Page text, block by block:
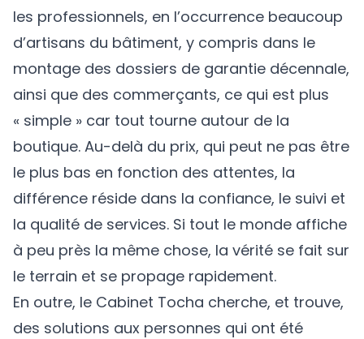
les professionnels, en l’occurrence beaucoup
d’artisans du bâtiment, y compris dans le
montage des dossiers de garantie décennale,
ainsi que des commerçants, ce qui est plus
« simple » car tout tourne autour de la
boutique. Au-delà du prix, qui peut ne pas être
le plus bas en fonction des attentes, la
différence réside dans la confiance, le suivi et
la qualité de services. Si tout le monde affiche
à peu près la même chose, la vérité se fait sur
le terrain et se propage rapidement.
En outre, le Cabinet Tocha cherche, et trouve,
des solutions aux personnes qui ont été